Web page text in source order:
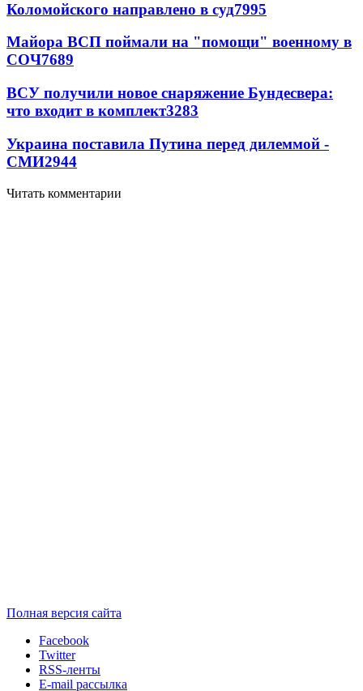
Коломойского направлено в суд7995
Майора ВСП поймали на "помощи" военному в
СОЧ7689
ВСУ получили новое снаряжение Бундесвера:
что входит в комплект3283
Украина поставила Путина перед дилеммой -
СМИ2944
Читать комментарии
Полная версия сайта
Facebook
Twitter
RSS-ленты
E-mail рассылка